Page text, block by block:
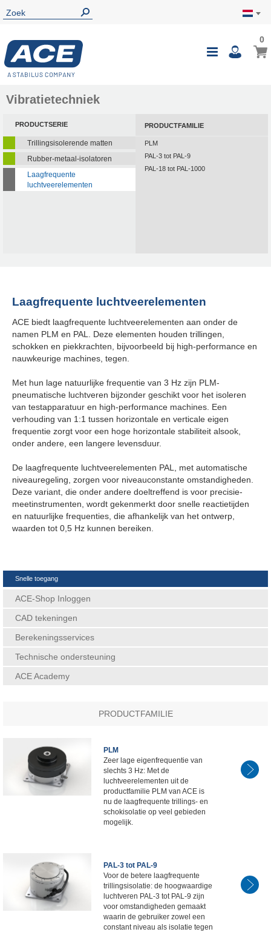
0
Vibratietechniek
PRODUCTSERIE
Trillingsisolerende matten
Rubber-metaal-isolatoren
Laagfrequente
luchtveerelementen
PRODUCTFAMILIE
PLM
PAL-3 tot PAL-9
PAL-18 tot PAL-1000
Laagfrequente luchtveerelementen
ACE biedt laagfrequente luchtveerelementen aan onder de
namen PLM en PAL. Deze elementen houden trillingen,
schokken en piekkrachten, bijvoorbeeld bij high-performance en
nauwkeurige machines, tegen.
Met hun lage natuurlijke frequentie van 3 Hz zijn PLM-
pneumatische luchtveren bijzonder geschikt voor het isoleren
van testapparatuur en high-performance machines. Een
verhouding van 1:1 tussen horizontale en verticale eigen
frequentie zorgt voor een hoge horizontale stabiliteit alsook,
onder andere, een langere levensduur.
De laagfrequente luchtveerelementen PAL, met automatische
niveauregeling, zorgen voor niveauconstante omstandigheden.
Deze variant, die onder andere doeltreffend is voor precisie-
meetinstrumenten, wordt gekenmerkt door snelle reactietijden
en natuurlijke frequenties, die afhankelijk van het ontwerp,
waarden tot 0,5 Hz kunnen bereiken.
Snelle toegang
ACE-Shop Inloggen
CAD tekeningen
Berekeningsservices
Technische ondersteuning
ACE Academy
PRODUCTFAMILIE
PLM
Zeer lage eigenfrequentie van
slechts 3 Hz: Met de
luchtveerelementen uit de
productfamilie PLM van ACE is
nu de laagfrequente trillings- en
schokisolatie op veel gebieden
mogelijk.
PAL-3 tot PAL-9
Voor de betere laagfrequente
trillingsisolatie: de hoogwaardige
luchtveren PAL-3 tot PAL-9 zijn
voor omstandigheden gemaakt
waarin de gebruiker zowel een
constant niveau als isolatie tegen